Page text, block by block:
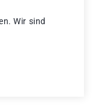
Wir sind